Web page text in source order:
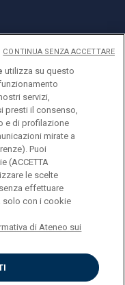
utilizza su questo
servizi,
presti il consenso,
e di profilazione
mirate a
Puoi
(ACCETTA
le scelte
effettuare
solo con i cookie
di Ateneo sui
CONTINUA SENZA ACCETTARE